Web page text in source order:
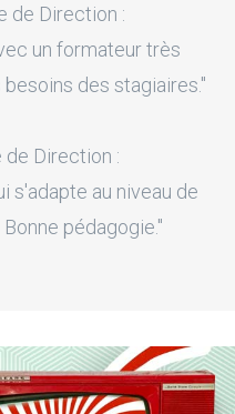
de Direction :
un formateur très
des stagiaires."
de Direction :
s'adapte au niveau de
pédagogie."